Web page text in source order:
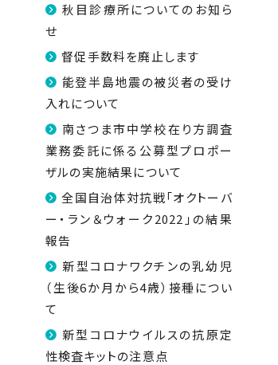
秋目診療所についてのお知ら
せ
督促手数料を廃止します
能登半島地震の被災者の受け
入れについて
南さつま市中学校在り方調査
業務委託に係る公募型プロポー
ザルの実施結果について
全国自治体対抗戦「オクトーバ
ー・ラン＆ウォーク2022」の結果
報告
新型コロナワクチンの乳幼児
（生後6か月から4歳）接種につい
て
新型コロナウイルスの抗原定
性検査キットの注意点